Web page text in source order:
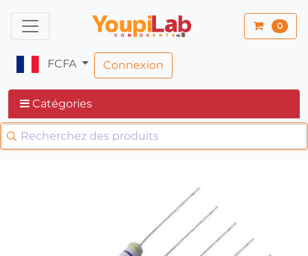
0
FCFA Connexion
Catégories